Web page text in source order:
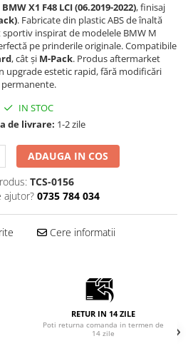
X1 F48 LCI (06.2019-2022), finisaj
. Fabricate din plastic ABS de înaltă
inspirat de modelele BMW M
pe prinderile originale. Compatibile
, cât și M-Pack. Produs aftermarket
upgrade estetic rapid, fără modificări
permanente.
IN STOC
de livrare: 1-2 zile
ADAUGA IN COS
TCS-0156
ajutor? 0735 784 034
Cere informatii
RETUR IN 14 ZILE
Poti returna comanda in termen de
14 zile